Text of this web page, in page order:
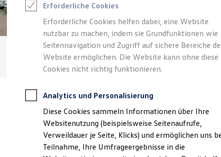
Leasing
Leasing-Angebote
Gebrauchtwagen Leasing
Junge Gebrauchtwagen-Leasing
Elektroauto Leasing
Kleinwagen-Leasing
Leasing ohne Anzahlung
Finanzierung
Kfz-Versicherung
Restschuldversicherungen
Garantien
Wartungsverträge
Geschäftskunden
Professional Class bei Volkswagen
Großkunden
Verantwortlich für die Inhalte auf dieser Seite ist die Autohaus
Schneider GmbH & Co. KG (Impressum & Rechtliches)
Erforderliche Cookies
Erforderliche Cookies helfen dabei, eine Website
nutzbar zu machen, indem sie Grundfunktionen wie
Seitennavigation und Zugriff auf sichere Bereiche
Website ermöglichen. Die Website kann ohne diese
Cookies nicht richtig funktionieren.
Analytics und Personalisierung
Diese Cookies sammeln Informationen über Ihre
Websitenutzung (beispielsweise Seitenaufrufe,
Verweildauer je Seite, Klicks) und ermöglichen uns
Teilnahme, Ihre Umfrageergebnisse in die